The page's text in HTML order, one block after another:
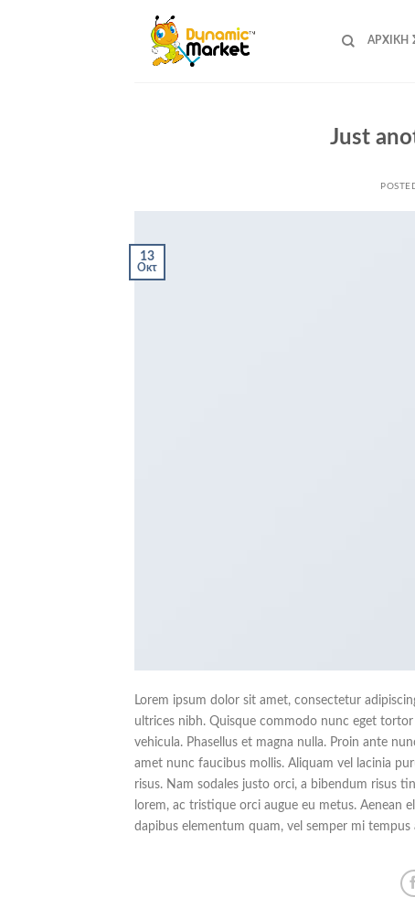
ΑΡΧΙΚΉ
Just
13
Οκτ
Lorem ipsum dolor sit amet, consectetur
ultrices nibh. Quisque commodo nunc eget
vehicula. Phasellus et magna nulla. Proin ante
amet nunc faucibus mollis. Aliquam vel lacinia
risus. Nam sodales justo orci, a bibendum risus
lorem, ac tristique orci augue eu metus. Aenean
dapibus elementum quam, vel semper mi tempus